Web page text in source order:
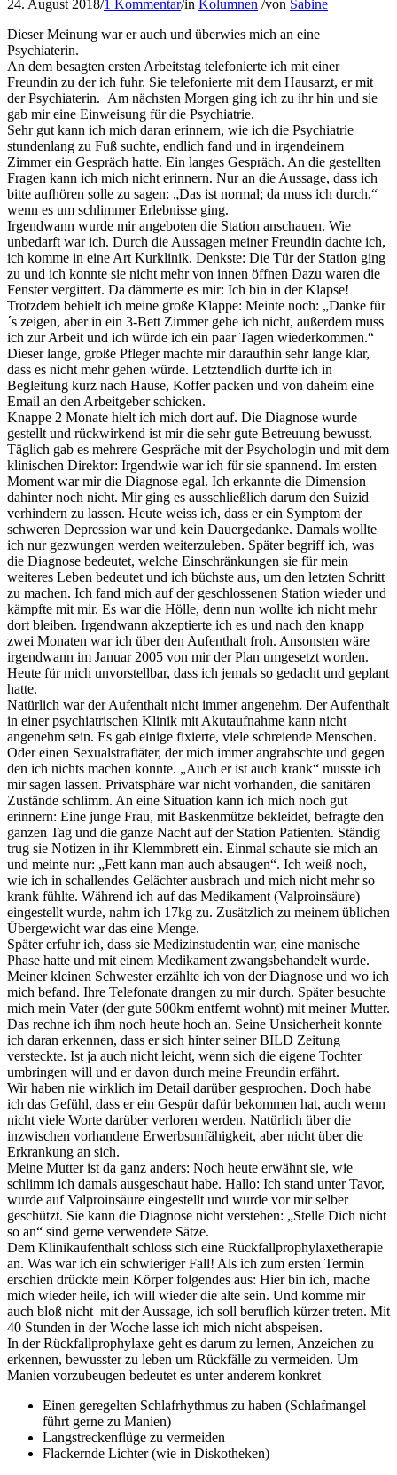
24. August 2018/1 Kommentar/in Kolumnen /von Sabine
Dieser Meinung war er auch und überwies mich an eine
Psychiaterin.
An dem besagten ersten Arbeitstag telefonierte ich mit einer
Freundin zu der ich fuhr. Sie telefonierte mit dem Hausarzt, er mit
der Psychiaterin. Am nächsten Morgen ging ich zu ihr hin und sie
gab mir eine Einweisung für die Psychiatrie.
Sehr gut kann ich mich daran erinnern, wie ich die Psychiatrie
stundenlang zu Fuß suchte, endlich fand und in irgendeinem
Zimmer ein Gespräch hatte. Ein langes Gespräch. An die gestellten
Fragen kann ich mich nicht erinnern. Nur an die Aussage, dass ich
bitte aufhören solle zu sagen: „Das ist normal; da muss ich durch,“
wenn es um schlimmer Erlebnisse ging.
Irgendwann wurde mir angeboten die Station anschauen. Wie
unbedarft war ich. Durch die Aussagen meiner Freundin dachte ich,
ich komme in eine Art Kurklinik. Denkste: Die Tür der Station ging
zu und ich konnte sie nicht mehr von innen öffnen Dazu waren die
Fenster vergittert. Da dämmerte es mir: Ich bin in der Klapse!
Trotzdem behielt ich meine große Klappe: Meinte noch: „Danke für
´s zeigen, aber in ein 3-Bett Zimmer gehe ich nicht, außerdem muss
ich zur Arbeit und ich würde ich ein paar Tagen wiederkommen.“
Dieser lange, große Pfleger machte mir daraufhin sehr lange klar,
dass es nicht mehr gehen würde. Letztendlich durfte ich in
Begleitung kurz nach Hause, Koffer packen und von daheim eine
Email an den Arbeitgeber schicken.
Knappe 2 Monate hielt ich mich dort auf. Die Diagnose wurde
gestellt und rückwirkend ist mir die sehr gute Betreuung bewusst.
Täglich gab es mehrere Gespräche mit der Psychologin und mit dem
klinischen Direktor: Irgendwie war ich für sie spannend. Im ersten
Moment war mir die Diagnose egal. Ich erkannte die Dimension
dahinter noch nicht. Mir ging es ausschließlich darum den Suizid
verhindern zu lassen. Heute weiss ich, dass er ein Symptom der
schweren Depression war und kein Dauergedanke. Damals wollte
ich nur gezwungen werden weiterzuleben. Später begriff ich, was
die Diagnose bedeutet, welche Einschränkungen sie für mein
weiteres Leben bedeutet und ich büchste aus, um den letzten Schritt
zu machen. Ich fand mich auf der geschlossenen Station wieder und
kämpfte mit mir. Es war die Hölle, denn nun wollte ich nicht mehr
dort bleiben. Irgendwann akzeptierte ich es und nach den knapp
zwei Monaten war ich über den Aufenthalt froh. Ansonsten wäre
irgendwann im Januar 2005 von mir der Plan umgesetzt worden.
Heute für mich unvorstellbar, dass ich jemals so gedacht und geplant
hatte.
Natürlich war der Aufenthalt nicht immer angenehm. Der Aufenthalt
in einer psychiatrischen Klinik mit Akutaufnahme kann nicht
angenehm sein. Es gab einige fixierte, viele schreiende Menschen.
Oder einen Sexualstraftäter, der mich immer angrabschte und gegen
den ich nichts machen konnte. „Auch er ist auch krank“ musste ich
mir sagen lassen. Privatsphäre war nicht vorhanden, die sanitären
Zustände schlimm. An eine Situation kann ich mich noch gut
erinnern: Eine junge Frau, mit Baskenmütze bekleidet, befragte den
ganzen Tag und die ganze Nacht auf der Station Patienten. Ständig
trug sie Notizen in ihr Klemmbrett ein. Einmal schaute sie mich an
und meinte nur: „Fett kann man auch absaugen“. Ich weiß noch,
wie ich in schallendes Gelächter ausbrach und mich nicht mehr so
krank fühlte. Während ich auf das Medikament (Valproinsäure)
eingestellt wurde, nahm ich 17kg zu. Zusätzlich zu meinem üblichen
Übergewicht war das eine Menge.
Später erfuhr ich, dass sie Medizinstudentin war, eine manische
Phase hatte und mit einem Medikament zwangsbehandelt wurde.
Meiner kleinen Schwester erzählte ich von der Diagnose und wo ich
mich befand. Ihre Telefonate drangen zu mir durch. Später besuchte
mich mein Vater (der gute 500km entfernt wohnt) mit meiner Mutter.
Das rechne ich ihm noch heute hoch an. Seine Unsicherheit konnte
ich daran erkennen, dass er sich hinter seiner BILD Zeitung
versteckte. Ist ja auch nicht leicht, wenn sich die eigene Tochter
umbringen will und er davon durch meine Freundin erfährt.
Wir haben nie wirklich im Detail darüber gesprochen. Doch habe
ich das Gefühl, dass er ein Gespür dafür bekommen hat, auch wenn
nicht viele Worte darüber verloren werden. Natürlich über die
inzwischen vorhandene Erwerbsunfähigkeit, aber nicht über die
Erkrankung an sich.
Meine Mutter ist da ganz anders: Noch heute erwähnt sie, wie
schlimm ich damals ausgeschaut habe. Hallo: Ich stand unter Tavor,
wurde auf Valproinsäure eingestellt und wurde vor mir selber
geschützt. Sie kann die Diagnose nicht verstehen: „Stelle Dich nicht
so an“ sind gerne verwendete Sätze.
Dem Klinikaufenthalt schloss sich eine Rückfallprophylaxetherapie
an. Was war ich ein schwieriger Fall! Als ich zum ersten Termin
erschien drückte mein Körper folgendes aus: Hier bin ich, mache
mich wieder heile, ich will wieder die alte sein. Und komme mir
auch bloß nicht mit der Aussage, ich soll beruflich kürzer treten. Mit
40 Stunden in der Woche lasse ich mich nicht abspeisen.
In der Rückfallprophylaxe geht es darum zu lernen, Anzeichen zu
erkennen, bewusster zu leben um Rückfälle zu vermeiden. Um
Manien vorzubeugen bedeutet es unter anderem konkret
Einen geregelten Schlafrhythmus zu haben (Schlafmangel
führt gerne zu Manien)
Langstreckenflüge zu vermeiden
Flackernde Lichter (wie in Diskotheken)